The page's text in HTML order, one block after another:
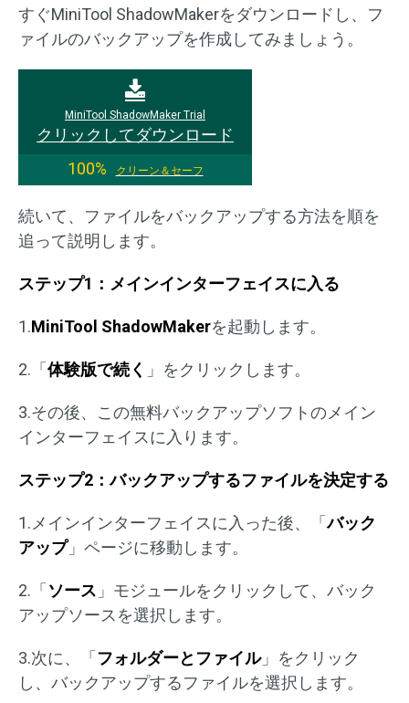
すぐMiniTool ShadowMakerをダウンロードし、フ
ァイルのバックアップを作成してみましょう。
MiniTool ShadowMaker Trial
クリックしてダウンロード
100%
クリーン＆セーフ
続いて、ファイルをバックアップする方法を順を
追って説明します。
ステップ1：メインインターフェイスに入る
1.MiniTool ShadowMakerを起動します。
2.「体験版で続く 」をクリックします。
3.その後、この無料バックアップソフトのメイン
インターフェイスに入ります。
ステップ2：バックアップするファイルを決定する
1.メインインターフェイスに入った後、「バック
アップ」ページに移動します。
2.「ソース 」モジュールをクリックして、バック
アップソースを選択します。
3.次に、「フォルダーとファイル」をクリック
し、バックアップするファイルを選択します。